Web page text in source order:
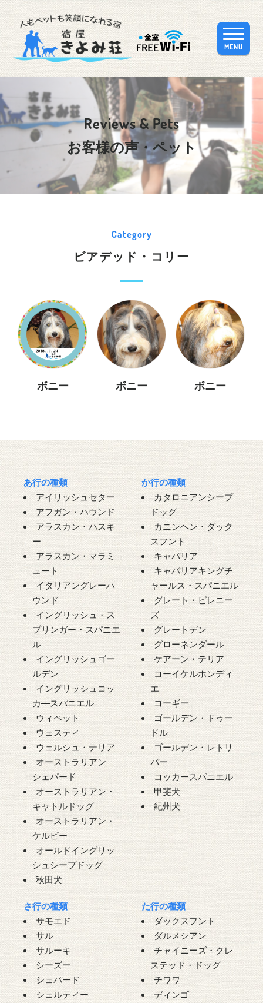
MENU
Reviews & Pets
お客様の声・ペット
Category
ビアデッド・コリー
ボニー ボニー ボニー
あ行の種類
アイリッシュセター
アフガン・ハウンド
アラスカン・ハスキ
ー
アラスカン・マラミ
ュート
イタリアングレーハ
ウンド
イングリッシュ・ス
プリンガー・スパニエ
ル
イングリッシュゴー
ルデン
イングリッシュコッ
カ―スパニエル
ウィペット
ウェスティ
ウェルシュ・テリア
オーストラリアン
シェパード
オーストラリアン・
キャトルドッグ
オーストラリアン・
ケルピー
オールドイングリッ
シュシープドッグ
秋田犬
か行の種類
カタロニアンシープ
ドッグ
カニンヘン・ダック
スフント
キャバリア
キャバリアキングチ
ャールス・スパニエル
グレート・ピレニー
ズ
グレートデン
グローネンダール
ケアーン・テリア
コーイケルホンディ
エ
コーギー
ゴールデン・ドゥー
ドル
ゴールデン・レトリ
バー
コッカースパニエル
甲斐犬
紀州犬
さ行の種類
サモエド
サル
サルーキ
シーズー
シェパード
シェルティー
た行の種類
ダックスフント
ダルメシアン
チャイニーズ・クレ
ステッド・ドッグ
チワワ
ディンゴ